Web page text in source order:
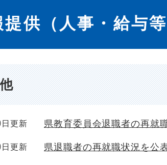
供（人事・給与等
更新 県教育委員会退職者の再就
更新 県退職者の再就職状況を公